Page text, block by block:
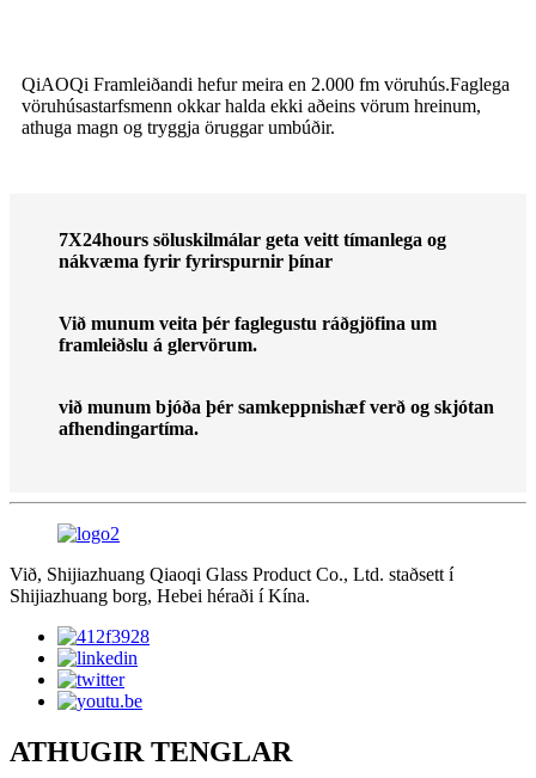
QiAOQi Framleiðandi hefur meira en 2.000 fm vöruhús.Faglega
vöruhúsastarfsmenn okkar halda ekki aðeins vörum hreinum,
athuga magn og tryggja öruggar umbúðir.
7X24hours söluskilmálar geta veitt tímanlega og
nákvæma fyrir fyrirspurnir þínar
Við munum veita þér faglegustu ráðgjöfina um
framleiðslu á glervörum.
við munum bjóða þér samkeppnishæf verð og skjótan
afhendingartíma.
Við, Shijiazhuang Qiaoqi Glass Product Co., Ltd. staðsett í
Shijiazhuang borg, Hebei héraði í Kína.
ATHUGIR TENGLAR